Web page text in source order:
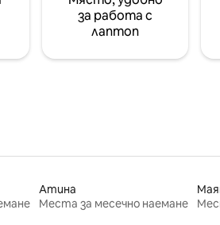
за работа с
лаптоп
Атина
Места за месечно наемане